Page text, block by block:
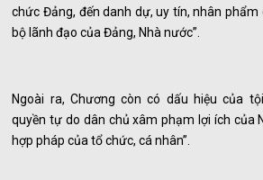
chức Đảng, đến danh dự, uy tín, nhân phẩm
bộ lãnh đạo của Đảng, Nhà nước”.
Ngoài ra, Chương còn có dấu hiệu của
quyền tự do dân chủ xâm phạm lợi ích của
hợp pháp của tổ chức, cá nhân”.